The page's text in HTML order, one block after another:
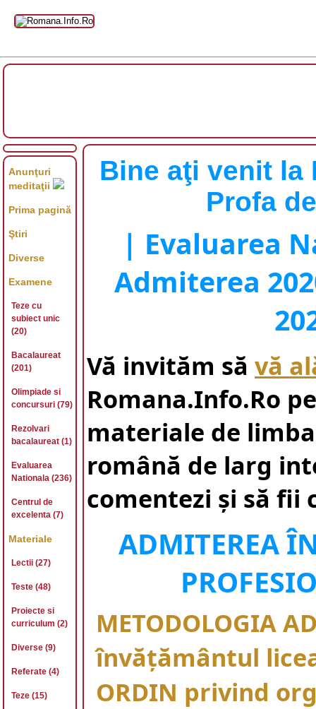
Bine aţi venit la
Profa
| Evaluarea
Admiterea
Vă invităm să vă
Romana.Info.Ro
materiale de
română de larg
comentezi și să fii
ADMITEREA
METODOLOGIA
învăţământul
ORDIN privind
Anunţuri
meditaţii
Prima pagină
Ştiri
Diverse
Examene
Teze cu
subiect unic
(20)
Bacalaureat
(201)
Olimpiade si
concursuri (79)
Rezolvari
bacalaureat (1)
Evaluarea
Nationala (236)
Centrul de
excelenta (7)
Materiale
Lectii (27)
Teste (48)
Proiecte si
curriculum (2)
Diverse (9)
Referate (4)
Teze (15)